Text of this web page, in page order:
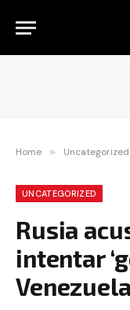
Home » Uncategorized
UNCATEGORIZED
Rusia
intentar
Venezuela